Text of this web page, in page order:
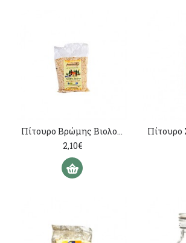
Πίτουρο Βρώμης Βιολογικής Γεωργίας Αγρόκτημα Αντωνόπουλος 300γρ
2,10€